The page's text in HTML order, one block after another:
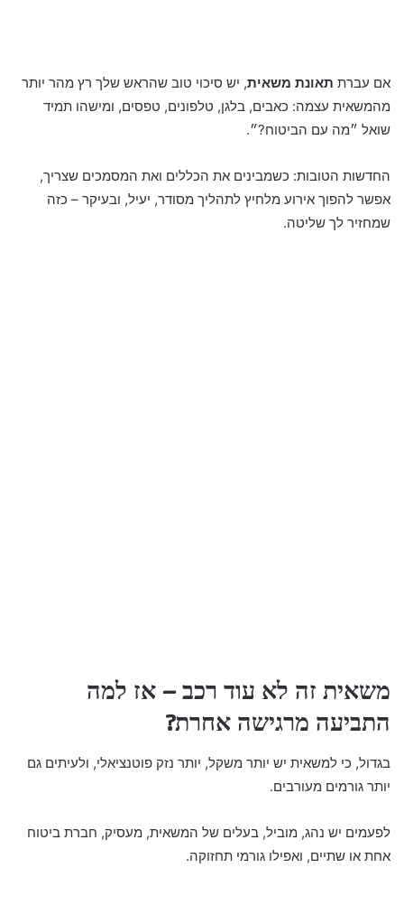
אם עברת תאונת משאית, יש סיכוי טוב שהראש שלך רץ מהר יותר
מהמשאית עצמה: כאבים, בלגן, טלפונים, טפסים, ומישהו תמיד
שואל ״מה עם הביטוח?״.
החדשות הטובות: כשמבינים את הכללים ואת המסמכים שצריך,
אפשר להפוך אירוע מלחיץ לתהליך מסודר, יעיל, ובעיקר – כזה
שמחזיר לך שליטה.
משאית זה לא עוד רכב – אז למה
התביעה מרגישה אחרת?
בגדול, כי למשאית יש יותר משקל, יותר נזק פוטנציאלי, ולעיתים גם
יותר גורמים מעורבים.
לפעמים יש נהג, מוביל, בעלים של המשאית, מעסיק, חברת ביטוח
אחת או שתיים, ואפילו גורמי תחזוקה.